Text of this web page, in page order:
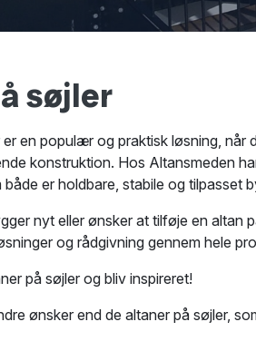
søjler
er en populær og praktisk løsning,
konstruktion. Hos Altansmeden
både er holdbare, stabile og tilpasset
nyt eller ønsker at tilføje en altan
og rådgivning gennem hele
på søjler og bliv inspireret!
ønsker end de altaner på søjler,